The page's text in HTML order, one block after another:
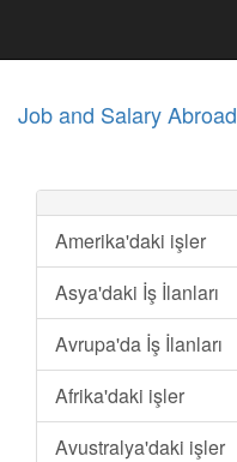
Job and Salary Abroad
Amerika'daki işler
Asya'daki İş İlanları
Avrupa'da İş İlanları
Afrika'daki işler
Avustralya'daki işler